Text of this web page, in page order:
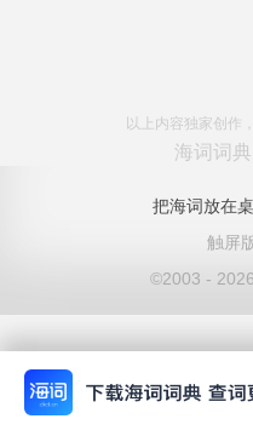
以上内容独家创作
海词词
把海词放在
触屏
©2003 -